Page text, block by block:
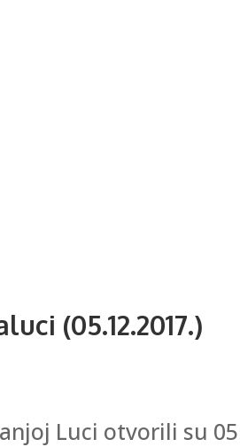
(05.12.2017.)
Luci otvorili su